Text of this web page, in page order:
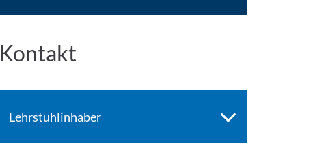
Kontakt
Lehrstuhlinhaber